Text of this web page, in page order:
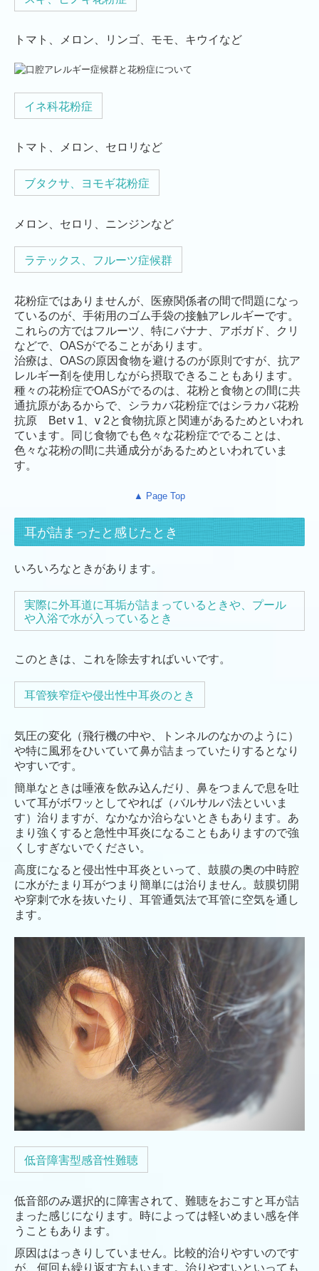
トマト、メロン、リンゴ、モモ、キウイなど
イネ科花粉症
トマト、メロン、セロリなど
ブタクサ、ヨモギ花粉症
メロン、セロリ、ニンジンなど
ラテックス、フルーツ症候群
花粉症ではありませんが、医療関係者の間で問題になっ
ているのが、手術用のゴム手袋の接触アレルギーです。
これらの方ではフルーツ、特にバナナ、アボガド、クリ
などで、OASがでることがあります。
治療は、OASの原因食物を避けるのが原則ですが、抗ア
レルギー剤を使用しながら摂取できることもあります。
種々の花粉症でOASがでるのは、花粉と食物との間に共
通抗原があるからで、シラカバ花粉症ではシラカバ花粉
抗原 Bet v 1、v 2と食物抗原と関連があるためといわれ
ています。同じ食物でも色々な花粉症ででることは、
色々な花粉の間に共通成分があるためといわれていま
す。
▲ Page Top
耳が詰まったと感じたとき
いろいろなときがあります。
実際に外耳道に耳垢が詰まっているときや、プール
や入浴で水が入っているとき
このときは、これを除去すればいいです。
耳管狭窄症や侵出性中耳炎のとき
気圧の変化（飛行機の中や、トンネルのなかのように）
や特に風邪をひいていて鼻が詰まっていたりするとなり
やすいです。
簡単なときは唾液を飲み込んだり、鼻をつまんで息を吐
いて耳がボワッとしてやれば（バルサルバ法といいま
す）治りますが、なかなか治らないときもあります。あ
まり強くすると急性中耳炎になることもありますので強
くしすぎないでください。
高度になると侵出性中耳炎といって、鼓膜の奥の中時腔
に水がたまり耳がつまり簡単には治りません。鼓膜切開
や穿刺で水を抜いたり、耳管通気法で耳管に空気を通し
ます。
低音障害型感音性難聴
低音部のみ選択的に障害されて、難聴をおこすと耳が詰
まった感じになります。時によっては軽いめまい感を伴
うこともあります。
原因ははっきりしていません。比較的治りやすいのです
が、何回も繰り返す方もいます。治りやすいといっても